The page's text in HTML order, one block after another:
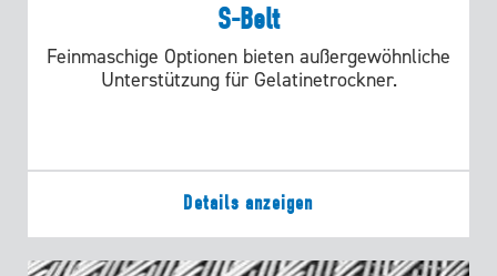
S-Belt
Feinmaschige Optionen bieten außergewöhnliche
Unterstützung für Gelatinetrockner.
Details anzeigen